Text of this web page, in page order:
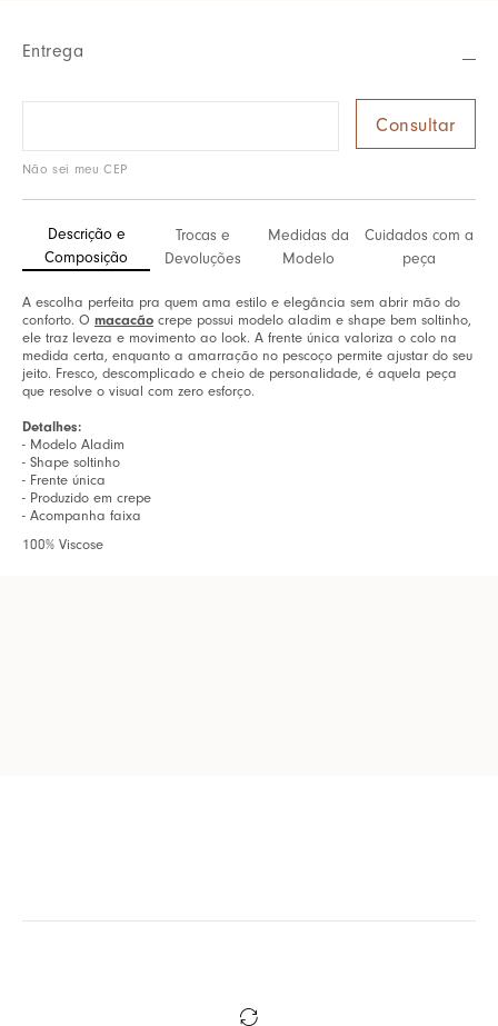
Entrega
Não sei meu CEP
Descrição e
Composição
Trocas e
Devoluções
Medidas da
Modelo
Cuidados com a
peça
A escolha perfeita pra quem ama estilo e elegância sem abrir mão do
conforto. O macacão crepe possui modelo aladim e shape bem soltinho,
ele traz leveza e movimento ao look. A frente única valoriza o colo na
medida certa, enquanto a amarração no pescoço permite ajustar do seu
jeito. Fresco, descomplicado e cheio de personalidade, é aquela peça
que resolve o visual com zero esforço.
Detalhes:
- Modelo Aladim
- Shape soltinho
- Frente única
- Produzido em crepe
- Acompanha faixa
100% Viscose